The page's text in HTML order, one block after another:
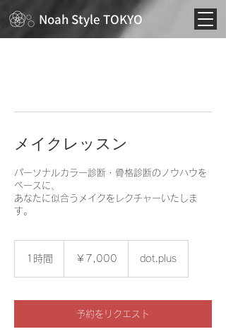
Noah Style TOKYO
メイクレッスン
パーソナルカラー診断・骨格診断のノウハウを
ベースに、
あなたに似合うメイクをレクチャーいたしま
す。
1時間 ￥7,000 dot.plus
予約をリクエスト